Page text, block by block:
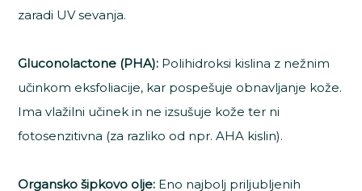
zaradi UV sevanja.
Gluconolactone (PHA): Polihidroksi kislina z nežnim
učinkom eksfoliacije, kar pospešuje obnavljanje kože.
Ima vlažilni učinek in ne izsušuje kože ter ni
fotosenzitivna (za razliko od npr. AHA kislin).
Organsko šipkovo olje: Eno najbolj priljubljenih